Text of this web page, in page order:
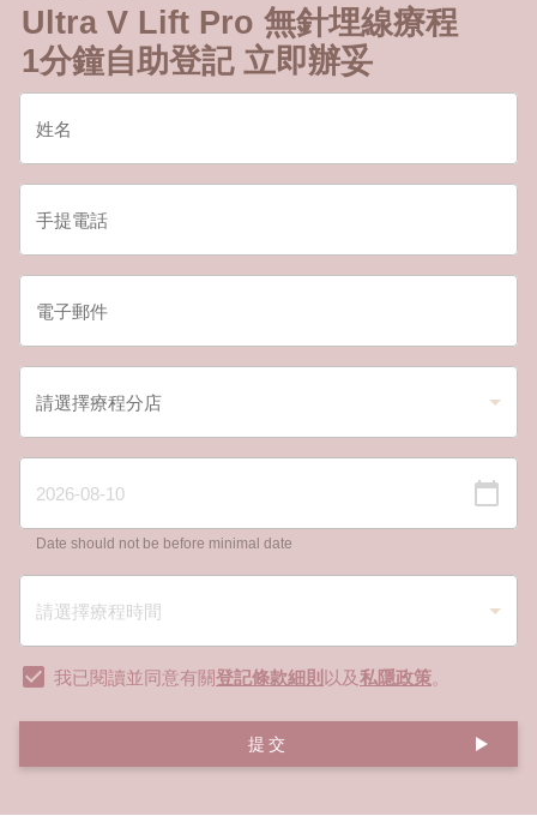
Ultra V Lift Pro 無針埋線療程
1分鐘自助登記 立即辦妥
Date should not be before minimal date
我已閱讀並同意有關登記條款細則以及私隱政策。
提交